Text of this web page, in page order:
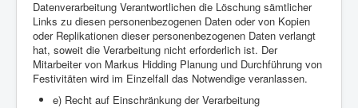
Datenverarbeitung Verantwortlichen die Löschung sämtlicher
Links zu diesen personenbezogenen Daten oder von Kopien
oder Replikationen dieser personenbezogenen Daten verlangt
hat, soweit die Verarbeitung nicht erforderlich ist. Der
Mitarbeiter von Markus Hidding Planung und Durchführung von
Festivitäten wird im Einzelfall das Notwendige veranlassen.
e) Recht auf Einschränkung der Verarbeitung